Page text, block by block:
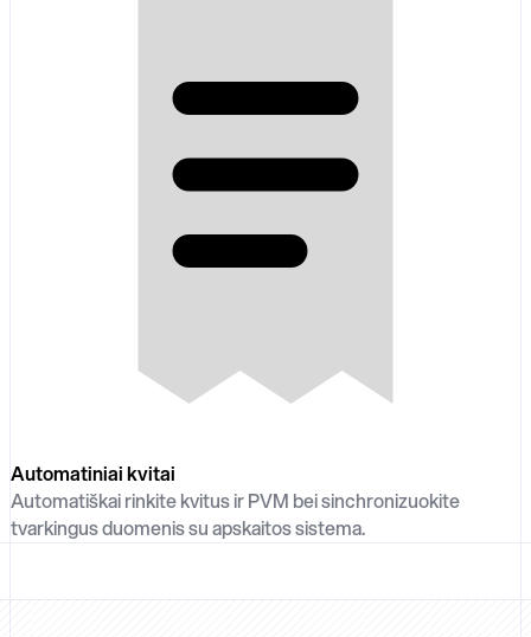
Automatiniai kvitai
Automatiškai rinkite kvitus ir PVM bei sinchronizuokite
tvarkingus duomenis su apskaitos sistema.